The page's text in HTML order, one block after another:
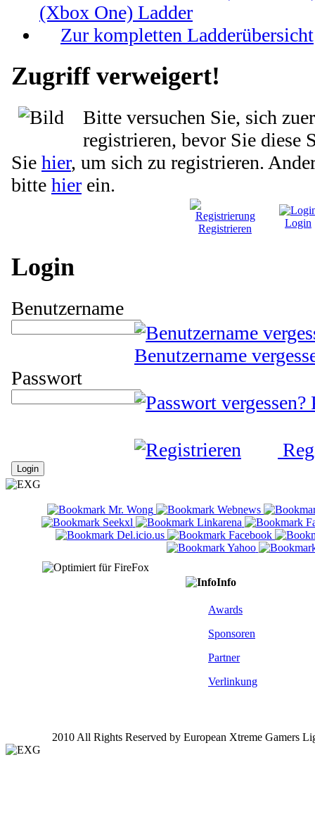
(Xbox One) Ladder
Zur kompletten Ladderübersicht
Zugriff verweigert!
Bitte versuchen Sie, sich
registrieren, bevor Sie diese
Sie hier, um sich zu registrieren.
bitte hier ein.
Registrieren Login
Login
Benutzername
Benutzername
Passwort
Info
Awards
Sponsoren
Partner
Verlinkung
2010 All Rights Reserved by European Xtreme Gamers